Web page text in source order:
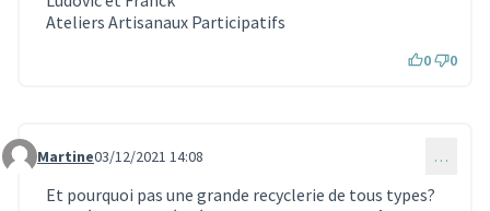
Ateliers Artisanaux Participatifs
0 0
Commentaire 1285
Martine03/12/2021 14:08 …
Et pourquoi pas une grande recyclerie de tous types?